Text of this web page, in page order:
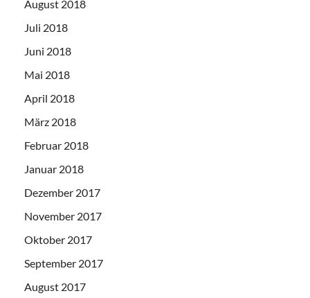
August 2018
Juli 2018
Juni 2018
Mai 2018
April 2018
März 2018
Februar 2018
Januar 2018
Dezember 2017
November 2017
Oktober 2017
September 2017
August 2017